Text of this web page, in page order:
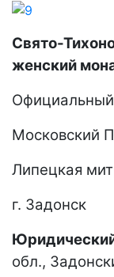
Свято-
женский
Московский
Липецкая
г. Задонск
обл.,